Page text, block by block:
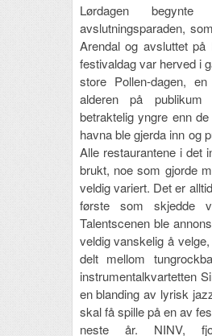
Lørdagen
avslutningsparaden,
Arendal og avsluttet
festivaldag var herved i
store Pollen-dagen,
alderen på publikum
betraktelig yngre enn
havna ble gjerda inn og
Alle restaurantene i det
brukt, noe som gjorde
veldig variert. Det er
første som skjedde
Talentscenen ble
veldig vanskelig å
delt mellom
instrumentalkvartetten
en blanding av lyrisk
skal få spille på en av
neste år. NINV,